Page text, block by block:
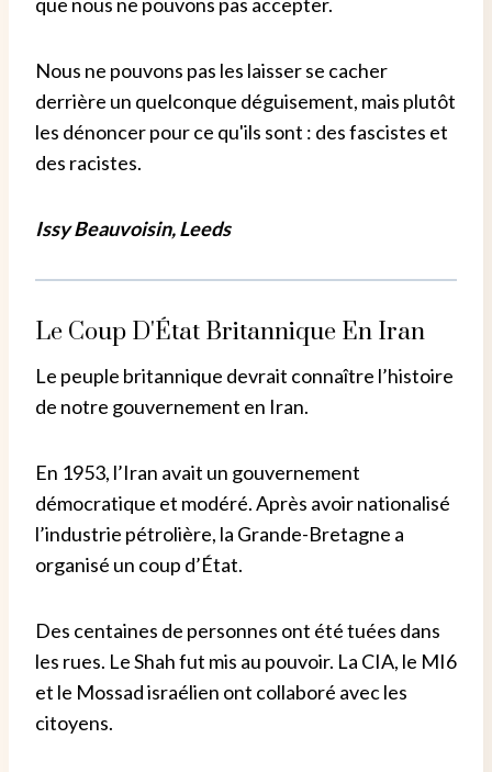
Nous ne pouvons pas les laisser se cacher
derrière un quelconque déguisement, mais plutôt
les dénoncer pour ce qu'ils sont : des fascistes et
des racistes.
Issy Beauvoisin, Leeds
Le Coup D'État Britannique En Iran
Le peuple britannique devrait connaître l’histoire
de notre gouvernement en Iran.
En 1953, l’Iran avait un gouvernement
démocratique et modéré. Après avoir nationalisé
l’industrie pétrolière, la Grande-Bretagne a
organisé un coup d’État.
Des centaines de personnes ont été tuées dans
les rues. Le Shah fut mis au pouvoir. La CIA, le MI6
et le Mossad israélien ont collaboré avec les
citoyens.